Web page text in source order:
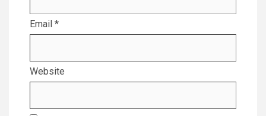
Email *
Website